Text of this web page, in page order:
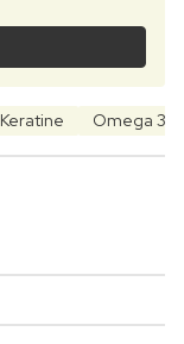
Keratine Omega 3,